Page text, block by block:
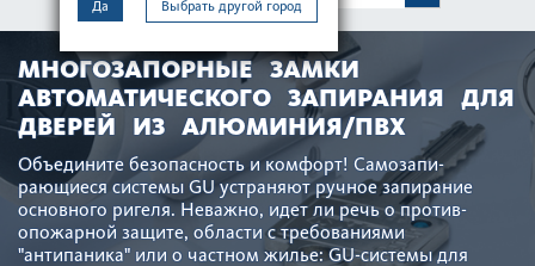
Да Выбрать другой город
МНОГОЗАПОРНЫЕ ЗАМКИ
АВТОМАТИЧЕСКОГО ЗАПИРАНИЯ ДЛЯ
ДВЕРЕЙ ИЗ АЛЮМИНИЯ/ПВХ
Объедините безоп­асность и комфорт! Самозапи­
рающиеся сис­темы GU устраняют ручное запирание
основного ригеля. Неважно, идет ли речь о против­
опожарной защите, области с требованиями
"антипаника" или о частном жилье: GU-сис­темы для